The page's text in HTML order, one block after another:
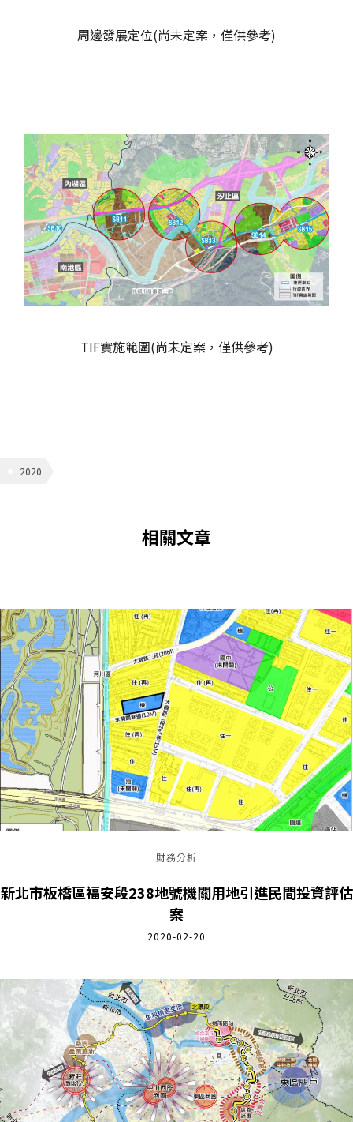
周邊發展定位(尚未定案，僅供參考)
TIF實施範圍(尚未定案，僅供參考)
2020
相關文章
財務分析
新北市板橋區福安段238地號機關用地引進民間投資評估
案
2020-02-20